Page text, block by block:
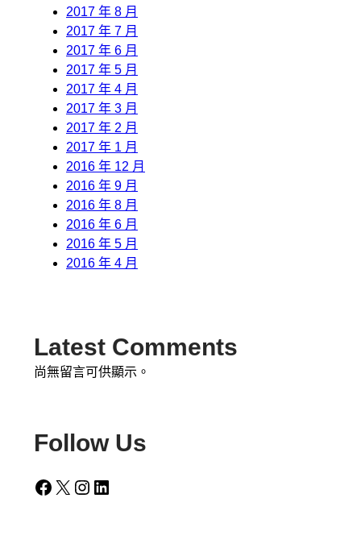
2017 年 8 月
2017 年 7 月
2017 年 6 月
2017 年 5 月
2017 年 4 月
2017 年 3 月
2017 年 2 月
2017 年 1 月
2016 年 12 月
2016 年 9 月
2016 年 8 月
2016 年 6 月
2016 年 5 月
2016 年 4 月
Latest Comments
尚無留言可供顯示。
Follow Us
Facebook X Instagram LinkedIn